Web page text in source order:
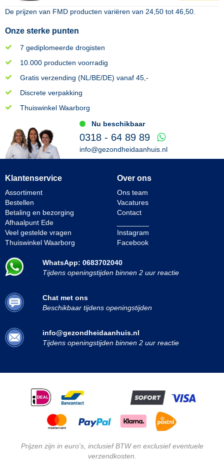
De prijzen van FMD producten variëren van 24,50 tot 46,50
Onze sterke punten
7 gediplomeerde drogisten
10.000 producten voorradig
Gratis verzending (NL/BE/DE) vanaf 45,-
Discrete verpakking
Thuiswinkel Waarborg
Nu beschikbaar
0318 - 64 89 89
info@gezondheidaanhuis.nl
Klantenservice
Assortiment
Bestellen
Betaling en bezorging
Afhaalpunt Ede
Veel gestelde vragen
Thuiswinkel Waarborg
Over ons
Ons team
Vacatures
Contact
Instagram
Facebook
WhatsApp: 0683702040
Tijdens openingstijden binnen 2 uur reactie
Chat met ons
Beschikbaar tijdens openingstijden
info@gezondheidaanhuis.nl
Tijdens openingstijden binnen 2 uur reactie
Prijzen zijn in euro's, inclusief BTW en exclusief eventuele
verzendkosten.